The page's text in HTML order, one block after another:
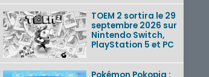
TOEM 2 sortira le 29
septembre 2026 sur
Nintendo Switch,
PlayStation 5 et PC
Pokémon Pokopia :